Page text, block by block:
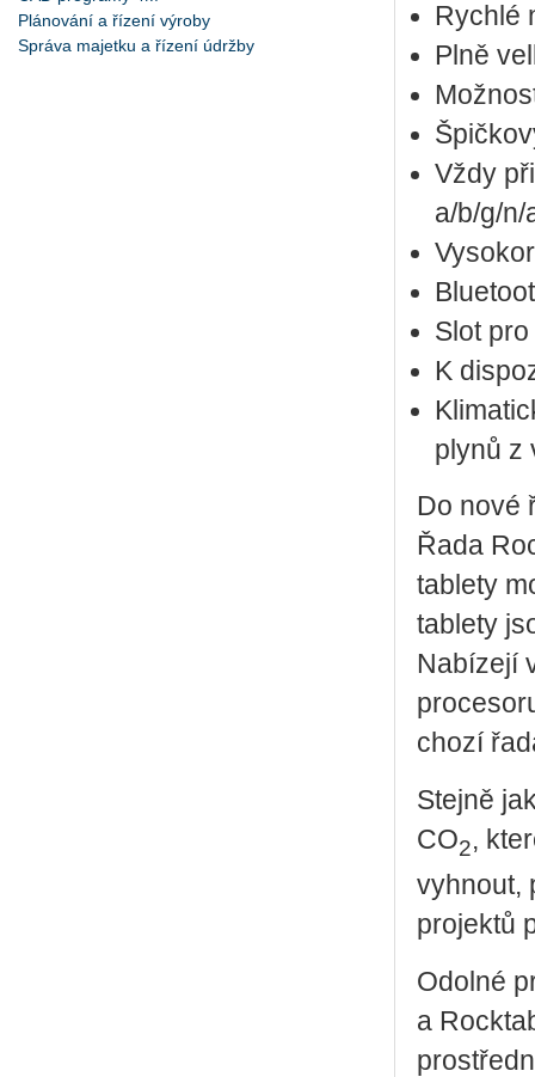
Plánování a řízení výroby
Správa majetku a řízení údržby
Rych­lé
Plně
Vždy
a/b/g/n/
Slot
K
plynů z
Do nové
Řada
table­ty
table­ty
Na­bí­ze­jí
cho­zí
Stej­ně
CO2,
vy­hnout,
pro­jek­tů
Odol­né
a